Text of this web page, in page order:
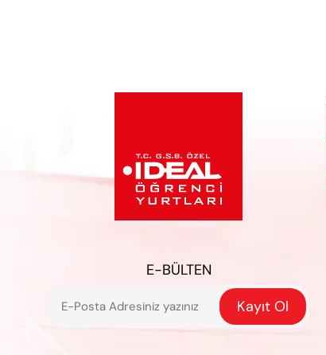
E-BÜLTEN
Kayıt Ol